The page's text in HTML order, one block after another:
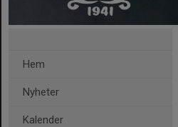
Hem
Nyheter
Kalender